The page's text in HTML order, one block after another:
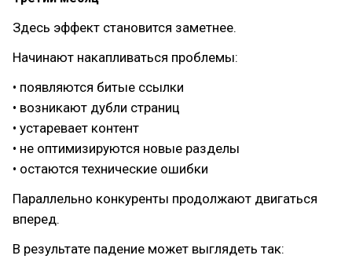
Здесь эффект становится заметнее.
Начинают накапливаться проблемы:
• появляются битые ссылки
• возникают дубли страниц
• устаревает контент
• не оптимизируются новые разделы
• остаются технические ошибки
Параллельно конкуренты продолжают двигаться
вперед.
В результате падение может выглядеть так: